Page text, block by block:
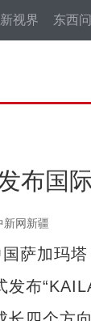
新视界 东西问
布国
网新疆
加玛塔
发布